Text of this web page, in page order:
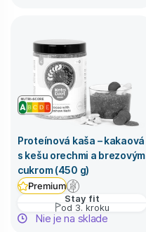
Proteínová kaša – kakaová
s kešu orechmi a brezovým
cukrom (450 g)
Premium
Stay fit
od 3. kroku
Nie je na sklade